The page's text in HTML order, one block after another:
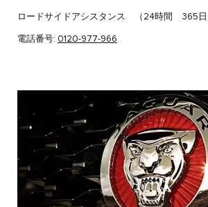
ロードサイドアシスタンス （24時間 365日
電話番号: 0120-977-966